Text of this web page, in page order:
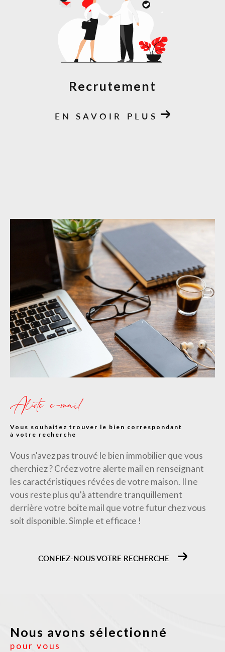
Recrutement
EN SAVOIR PLUS
Alerte e-mail
Vous souhaitez trouver le bien correspondant
à votre recherche
Vous n'avez pas trouvé le bien immobilier que vous
cherchiez ? Créez votre alerte mail en renseignant
les caractéristiques révées de votre maison. Il ne
vous reste plus qu'à attendre tranquillement
derrière votre boite mail que votre futur chez vous
soit disponible. Simple et efficace !
CONFIEZ-NOUS VOTRE RECHERCHE
Nous avons sélectionné
pour vous